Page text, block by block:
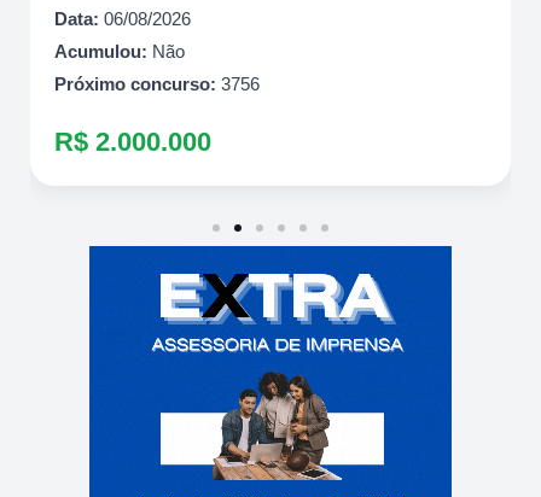
Data: 06/08/2026
Acumulou: Não
Próximo concurso: 3756
R$ 2.000.000